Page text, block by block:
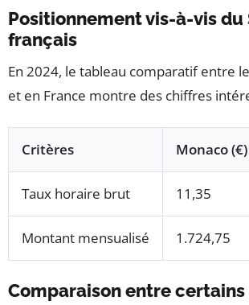
Positionnement vis-à-vis du
français
En 2024, le tableau comparatif entre
et en France montre des chiffres
Critères Monaco (€)
Taux horaire brut 11,35
Montant mensualisé 1.724,75
Comparaison entre